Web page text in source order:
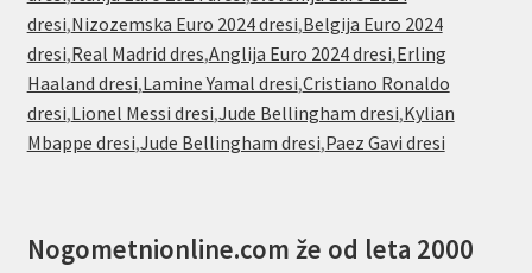
dresi,Nizozemska Euro 2024 dresi,Belgija Euro 2024
dresi,Real Madrid dres,Anglija Euro 2024 dresi,Erling
Haaland dresi,Lamine Yamal dresi,Cristiano Ronaldo
dresi,Lionel Messi dresi,Jude Bellingham dresi,Kylian
Mbappe dresi,Jude Bellingham dresi,Paez Gavi dresi
Nogometnionline.com že od leta 2000